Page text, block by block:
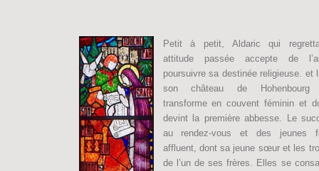
Petit à petit, Aldaric qui
attitude passée accepte de
poursuivre sa destinée religieuse. et
son château de Hohenbourg
transforme en couvent féminin et
devint la première abbesse. Le
au rendez-vous et des jeunes
affluent, dont sa jeune sœur et les
de l’un de ses frères. Elles se